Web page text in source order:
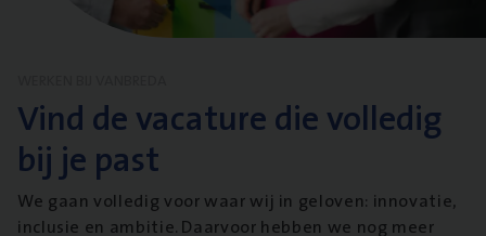
Vind de vacature die volledig
bij je past
We gaan volledig voor waar wij in geloven: innovatie,
inclusie en ambitie. Daarvoor hebben we nog meer